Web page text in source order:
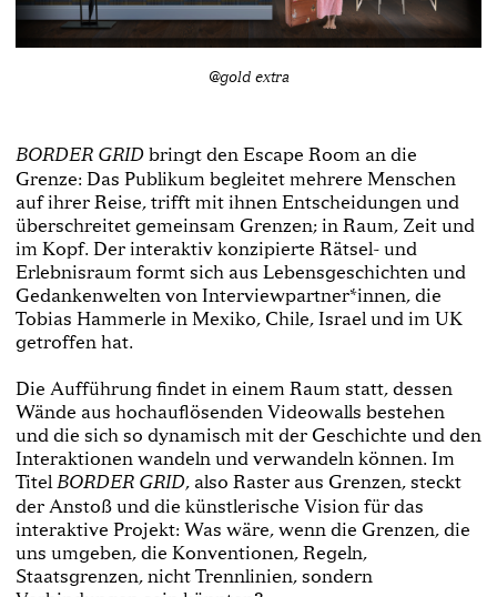
@gold extra
BORDER GRID bringt den Escape Room an die
Grenze: Das Publikum begleitet mehrere Menschen
auf ihrer Reise, trifft mit ihnen Entscheidungen und
überschreitet gemeinsam Grenzen; in Raum, Zeit und
im Kopf. Der interaktiv konzipierte Rätsel- und
Erlebnisraum formt sich aus Lebensgeschichten und
Gedankenwelten von Interviewpartner*innen, die
Tobias Hammerle in Mexiko, Chile, Israel und im UK
getroffen hat.
Die Aufführung findet in einem Raum statt, dessen
Wände aus hochauflösenden Videowalls bestehen
und die sich so dynamisch mit der Geschichte und den
Interaktionen wandeln und verwandeln können. Im
TitelBORDER GRID, also Raster aus Grenzen, steckt
der Anstoß und die künstlerische Vision für das
interaktive Projekt: Was wäre, wenn die Grenzen, die
uns umgeben, die Konventionen, Regeln,
Staatsgrenzen, nicht Trennlinien, sondern